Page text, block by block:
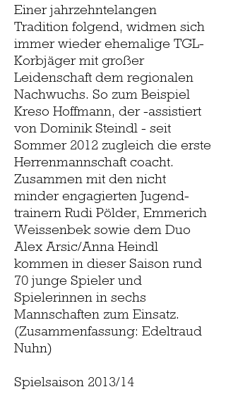
Einer jahrzehntelangen
Tradition folgend, widmen sich
immer wieder ehemalige TGL-
Korbjäger mit großer
Leidenschaft dem regionalen
Nachwuchs. So zum Beispiel
Kreso Hoffmann, der -assistiert
von Dominik Steindl - seit
Sommer 2012 zugleich die erste
Herrenmannschaft coacht.
Zusammen mit den nicht
minder engagierten Jugend-
trainern Rudi Pölder, Emmerich
Weissenbek sowie dem Duo
Alex Arsic/Anna Heindl
kommen in dieser Saison rund
70 junge Spieler und
Spielerinnen in sechs
Mannschaften zum Einsatz.
(Zusammenfassung: Edeltraud
Nuhn)
Spielsaison 2013/14